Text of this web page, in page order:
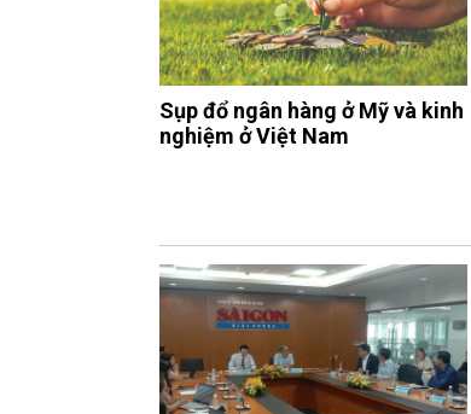
Sụp đổ ngân hàng ở Mỹ và kinh
nghiệm ở Việt Nam